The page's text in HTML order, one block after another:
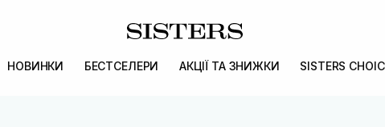
НОВИНКИ БЕСТСЕЛЕРИ АКЦІЇ ТА ЗНИЖКИ SISTERS